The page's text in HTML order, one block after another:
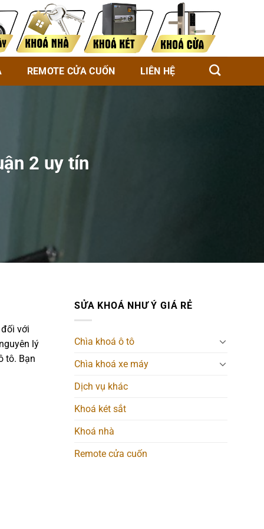
REMOTE CỬA CUỐN LIÊN HỆ
2 uy tín
với
lý
tô. Bạn
SỬA KHOÁ NHƯ Ý GIÁ RẺ
Chìa khoá ô tô
Chìa khoá xe máy
Dịch vụ khác
Khoá két sắt
Khoá nhà
Remote cửa cuốn